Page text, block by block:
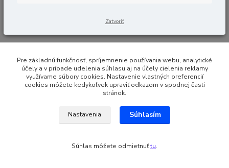
Zatvoriť
Pre základnú funkčnosť, spríjemnenie používania webu, analytické
účely a v prípade udelenia súhlasu aj na účely cielenia reklamy
využívame súbory cookies. Nastavenie vlastných preferencií
cookies môžete kedykoľvek upraviť odkazom v spodnej časti
stránok.
Nastavenia Súhlasím
Súhlas môžete odmietnuťtu.